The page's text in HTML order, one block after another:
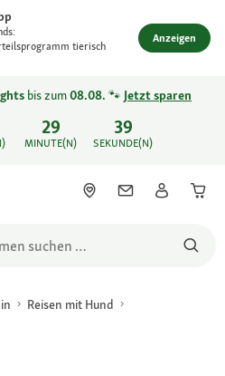
tierisch
Anzeigen
29
MINUTE(N)
39
SEKUNDE(N)
bis zum08.08. 🐾 Jetzt sparen
Reisen mit Hund